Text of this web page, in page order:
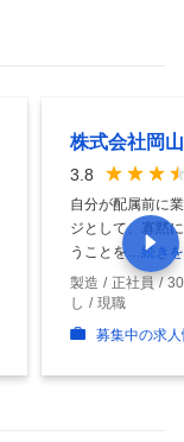
株式会社岡
3.8
自分が配属前に
ジとして、寡黙
うことを
…続き
製造
正社員
し
現職
募集中の求